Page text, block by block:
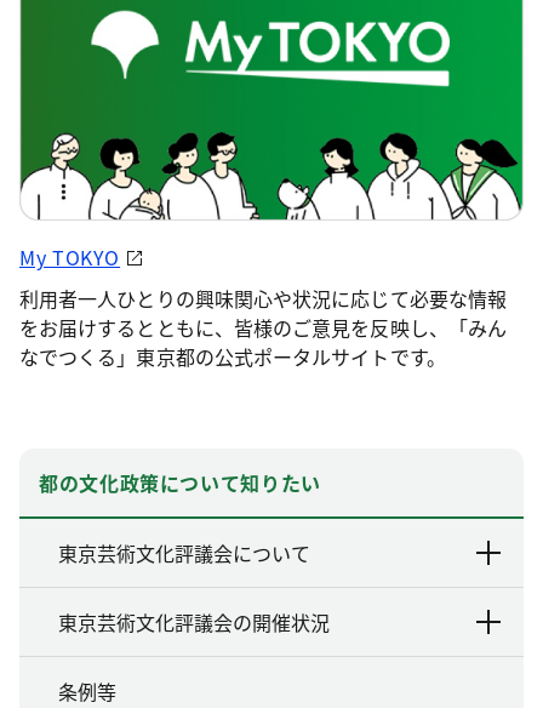
My TOKYO
利用者一人ひとりの興味関心や状況に応じて必要な情報
をお届けするとともに、皆様のご意見を反映し、「みん
なでつくる」東京都の公式ポータルサイトです。
都の文化政策について知りたい
東京芸術文化評議会について
東京芸術文化評議会の開催状況
条例等